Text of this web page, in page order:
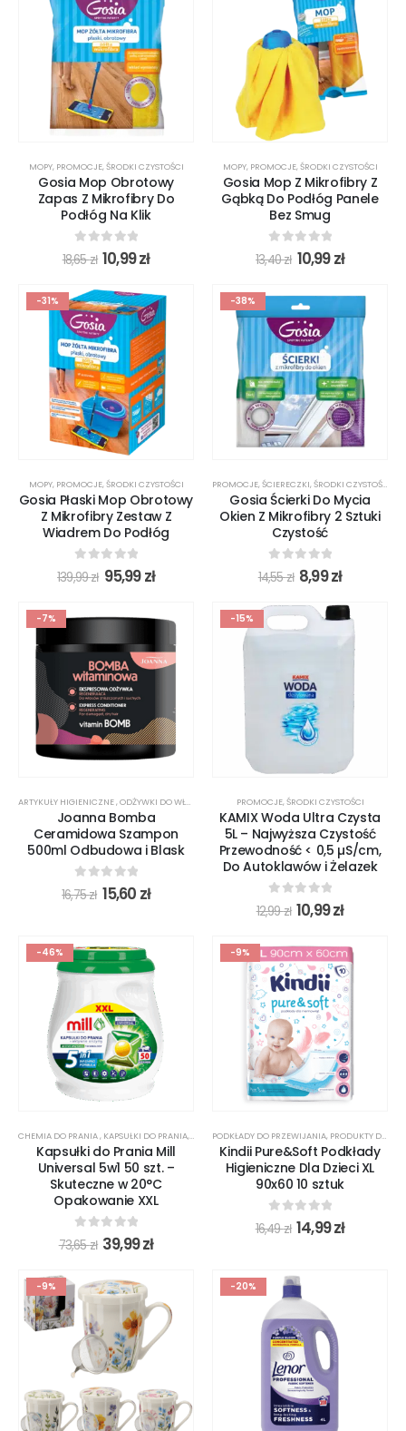
MOPY, PROMOCJE,ŚRODKI CZYSTOŚCI
Gosia Mop Obrotowy
Zapas Z Mikrofibry Do
Podłóg Na Klik
0out of 5
18,65zł 10,99zł
MOPY, PROMOCJE,ŚRODKI CZYSTOŚCI
Gosia Mop Z Mikrofibry Z
Gąbką Do Podłóg Panele
Bez Smug
out of 5
13,40zł 10,99zł
-31%
MOPY, PROMOCJE,ŚRODKI CZYSTOŚCI
Gosia Płaski Mop Obrotowy
Z Mikrofibry Zestaw Z
Wiadrem Do Podłóg
0out of 5
139,99zł 95,99zł
-38%
PROMOCJE,ŚCIERECZKI,ŚRODKI CZYSTOŚCI
Gosia Ścierki Do Mycia
Okien Z Mikrofibry 2 Sztuki
Czystość
0out of 5
14,55zł 8,99zł
-7%
ARTYKUŁY HIGIENICZNE,ODŻYWKI DO WŁOSÓW PROMOCJE
Joanna Bomba
Ceramidowa Szampon
500ml Odbudowa i Blask
0out of 5
16,75zł 15,60 zł
-15%
PROMOCJE,ŚRODKI CZYSTOŚCI
KAMIX Woda Ultra Czysta
5L – Najwyższa Czystość
Przewodność < 0,5 µS/cm,
Do Autoklawów i Żelazek
0 out of 5
12,99zł 10,99zł
-46%
CHEMIA DO PRANIA, KAPSUŁKI DO PRANIA,PROMOCJE
Kapsułki do Prania Mill
Universal 5w1 50 szt. –
Skuteczne w 20°C
Opakowanie XXL
0out of 5
73,65zł 39,99zł
-9%
PODKŁADY DO PRZEWIJANIA, PRODUKTY DLA DZIECI
Kindii Pure&Soft Podkłady
Higieniczne Dla Dzieci XL
90x60 10 sztuk
out of 5
16,49zł 14,99zł
-9% -20%